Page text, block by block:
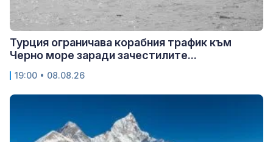
Турция ограничава корабния трафик към
Черно море заради зачестилите...
19:00 • 08.08.26